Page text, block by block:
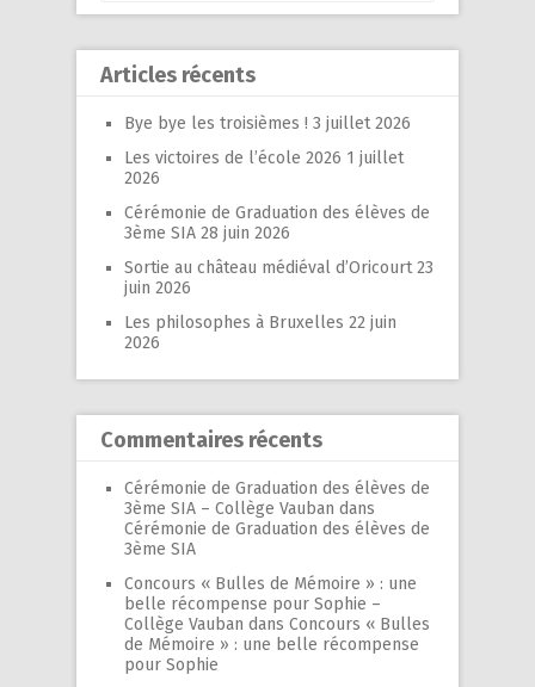
Articles récents
Bye bye les troisièmes ! 3 juillet 2026
Les victoires de l’école 2026 1 juillet
2026
Cérémonie de Graduation des élèves de
3ème SIA 28 juin 2026
Sortie au château médiéval d’Oricourt 23
juin 2026
Les philosophes à Bruxelles 22 juin
2026
Commentaires récents
Cérémonie de Graduation des élèves de
3ème SIA – Collège Vauban dans
Cérémonie de Graduation des élèves de
3ème SIA
Concours « Bulles de Mémoire » : une
belle récompense pour Sophie –
Collège Vauban dans Concours « Bulles
de Mémoire » : une belle récompense
pour Sophie